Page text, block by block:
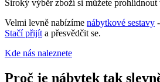
Široký výběr zboží si můžete
Velmi levně nabízíme nábytkové sestavy -
Stačí přijít a přesvědčit se.
Kde nás naleznete
Proč je nábytek tak